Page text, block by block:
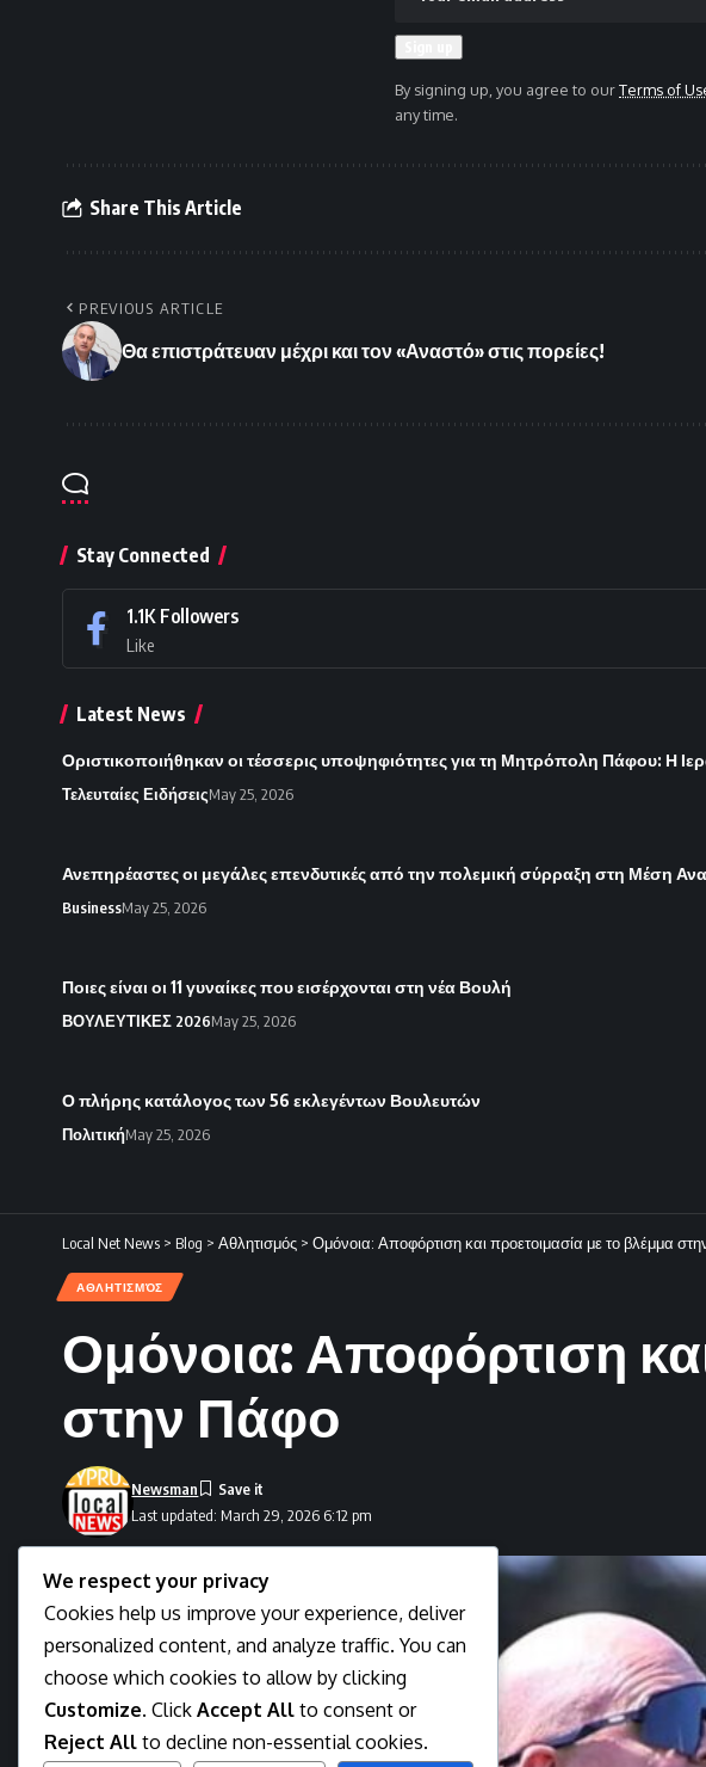
By signing up, you agree to ourTerms of
any time.
Share This Article
PREVIOUS ARTICLE
Θα επιστράτευαν μέχρι και τον «Αναστό» στις πορείες!
Stay Connected
1.1K Followers
Like
Latest News
Οριστικοποιήθηκαν οι τέσσερις υποψηφιότητες για τη Μητρόπολη Πάφου: Η
Τελευταίες ΕιδήσειςMay 25, 2026
Ανεπηρέαστες οι μεγάλες επενδυτικές από την πολεμική σύρραξη στη Μέση
BusinessMay 25, 2026
Ποιες είναι οι 11 γυναίκες που εισέρχονται στη νέα Βουλή
ΒΟΥΛΕΥΤΙΚΕΣ 2026May 25, 2026
Ο πλήρης κατάλογος των 56 εκλεγέντων Βουλευτών
ΠολιτικήMay 25, 2026
Local Net News > Blog > Αθλητισμός > Ομόνοια: Αποφόρτιση και προετοιμασία με το βλέμμα
ΑΘΛΗΤΙΣΜΌΣ
Ομόνοια: Αποφόρτιση
στην Πάφο
Last updated: March 29, 2026 6:12 pm
Newsman
We respect your privacy
Cookies help us improve your experience, deliver
personalized content, and analyze traffic. You can
choose which cookies to allow by clicking
Customize. Click Accept All to consent or
Reject All to decline non-essential cookies.